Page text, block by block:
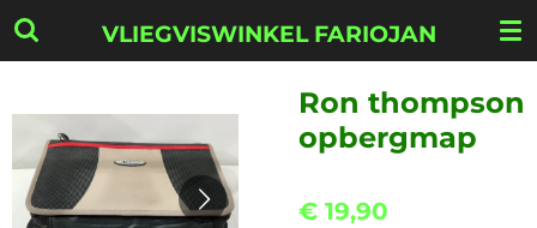
Ga
direct
de
hoofdinhoud
VLIEGVISWINKEL FARIOJAN
Ron thompson
opbergmap
€ 19,90